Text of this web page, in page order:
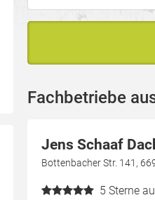
Fachbetriebe
Jens Schaaf
Bottenbacher Str. 141,
5 Sterne